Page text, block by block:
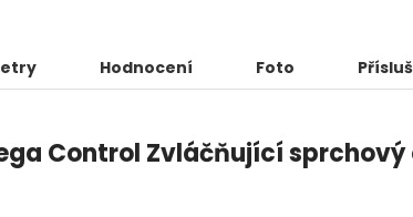
Hodnocení Foto
Control Zvláčňující sprchový